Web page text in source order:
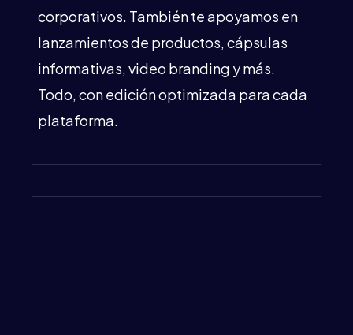
corporativos. También te apoyamos en
lanzamientos de productos, cápsulas
informativas, video branding y más.
Todo, con edición optimizada para cada
plataforma.